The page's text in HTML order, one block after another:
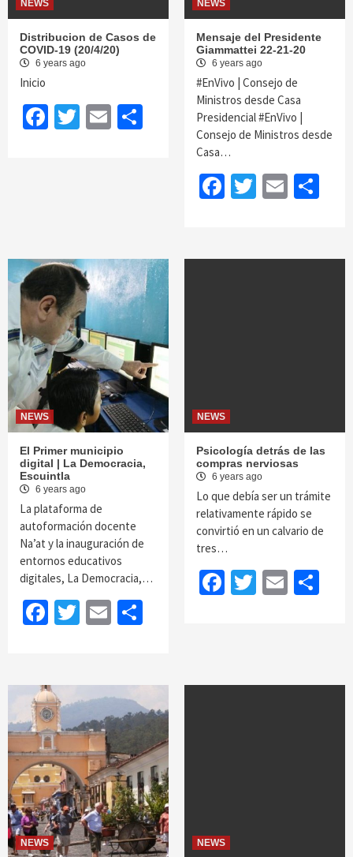
NEWS
Distribucion de Casos de
COVID-19 (20/4/20)
6 years ago
Inicio
Facebook
Twitter
EmailShare
NEWS
Mensaje del Presidente
Giammattei 22-21-20
6 years ago
#EnVivo | Consejo de
Ministros desde Casa
Presidencial #EnVivo |
Consejo de Ministros desde
Casa…
Facebook
Twitter
Email
NEWS
El Primer municipio
digital | La Democracia,
Escuintla
6 years ago
La plataforma de
autoformación docente
Na’at y la inauguración de
entornos educativos
digitales, La Democracia,…
Facebook
Twitter
Email
NEWS
Psicología detrás de las
compras nerviosas
6 years ago
Lo que debía ser un trámite
relativamente rápido se
convirtió en un calvario de
tres…
Facebook
Twitter
Email
NEWS NEWS